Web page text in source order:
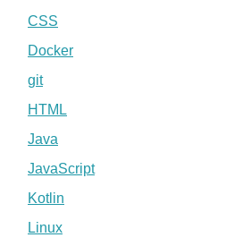
CSS
Docker
git
HTML
Java
JavaScript
Kotlin
Linux